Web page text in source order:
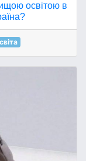
освітою в